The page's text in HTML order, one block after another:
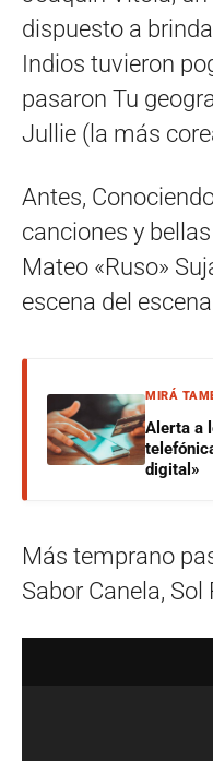
dispuesto a
Indios tuvieron
pasaron Tu
Jullie (la más
Antes,
canciones y
Mateo «Ruso»
escena del
MIRÁ
Alerta a
digital»
Más temprano
Sabor Canela,